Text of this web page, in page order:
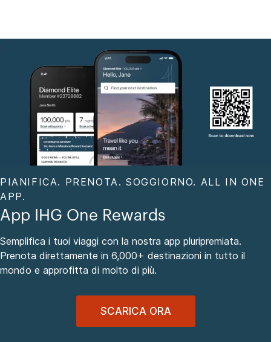
PIANIFICA. PRENOTA. SOGGIORNO. ALL IN ONE
APP.
App IHG One Rewards
Semplifica i tuoi viaggi con la nostra app pluripremiata.
Prenota direttamente in 6,000+ destinazioni in tutto il
mondo e approfitta di molto di più.
SCARICA ORA